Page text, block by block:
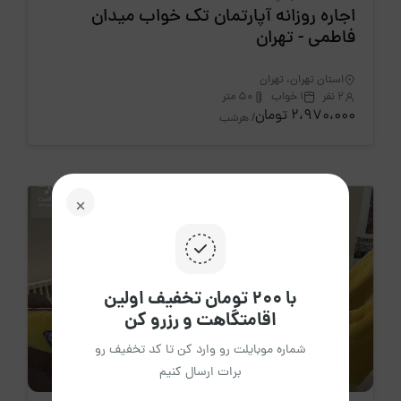
اجاره روزانه آپارتمان تک خواب میدان
فاطمی - تهران
استان تهران، تهران
2 نفر
1 خواب 50 متر
2،970،000 تومان / هرشب
با ۲۰۰ تومان تخفیف اولین
اقامتگاهت و رزرو کن
شماره موبایلت رو وارد کن تا کد تخفیف رو
برات ارسال کنیم